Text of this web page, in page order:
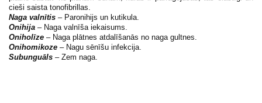
cieši saista tonofibrillas.
Naga valnītis –Paronihijs un kutikula.
Onihija – Naga valnīša iekaisums.
Oniholīze – Naga plātnes atdalīšanās no naga gultnes.
Onihomikoze – Nagu sēnīšu infekcija.
Subunguāls – Zem naga.